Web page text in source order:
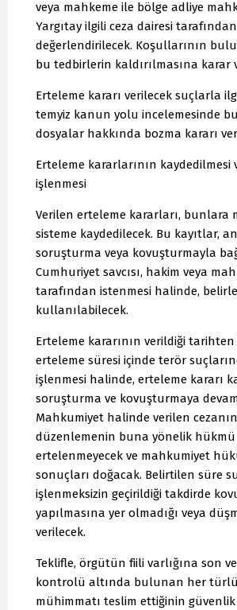
veya mahkeme ile bölge adliye
Yargıtay ilgili ceza dairesi tarafından
değerlendirilecek. Koşullarının
bu tedbirlerin kaldırılmasına karar
Erteleme kararı verilecek suçlarla
temyiz kanun yolu incelemesinde
dosyalar hakkında bozma kararı
Erteleme kararlarının kaydedilmesi
işlenmesi
Verilen erteleme kararları, bunlara
sisteme kaydedilecek. Bu kayıtlar,
soruşturma veya kovuşturmayla
Cumhuriyet savcısı, hakim veya
tarafından istenmesi halinde,
kullanılabilecek.
Erteleme kararının verildiği
erteleme süresi içinde terör
işlenmesi halinde, erteleme kararı
soruşturma ve kovuşturmaya
Mahkumiyet halinde verilen
düzenlemenin buna yönelik hükmü
ertelenmeyecek ve mahkumiyet
sonuçları doğacak. Belirtilen süre
işlenmeksizin geçirildiği takdirde
yapılmasına yer olmadığı veya
verilecek.
Teklifle, örgütün fiili varlığına son
kontrolü altında bulunan her
mühimmatı teslim ettiğinin